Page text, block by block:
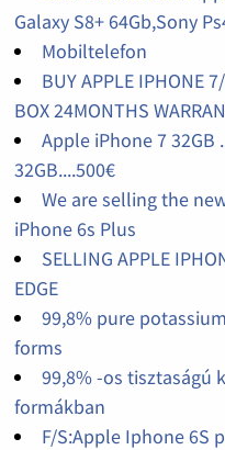
Galaxy S8+ 64Gb,Sony
Mobiltelefon
BUY APPLE IPHONE
BOX 24MONTHS
Apple iPhone 7 32GB
32GB....500€
We are selling the
iPhone 6s Plus
SELLING APPLE
EDGE
99,8% pure
forms
99,8% -os tisztaságú
formákban
F/S:Apple Iphone 6S